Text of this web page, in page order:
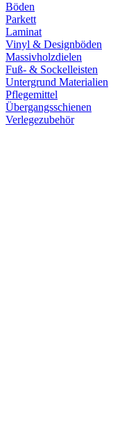
Böden
Parkett
Laminat
Vinyl & Designböden
Massivholzdielen
Fuß- & Sockelleisten
Untergrund Materialien
Pflegemittel
Übergangsschienen
Verlegezubehör